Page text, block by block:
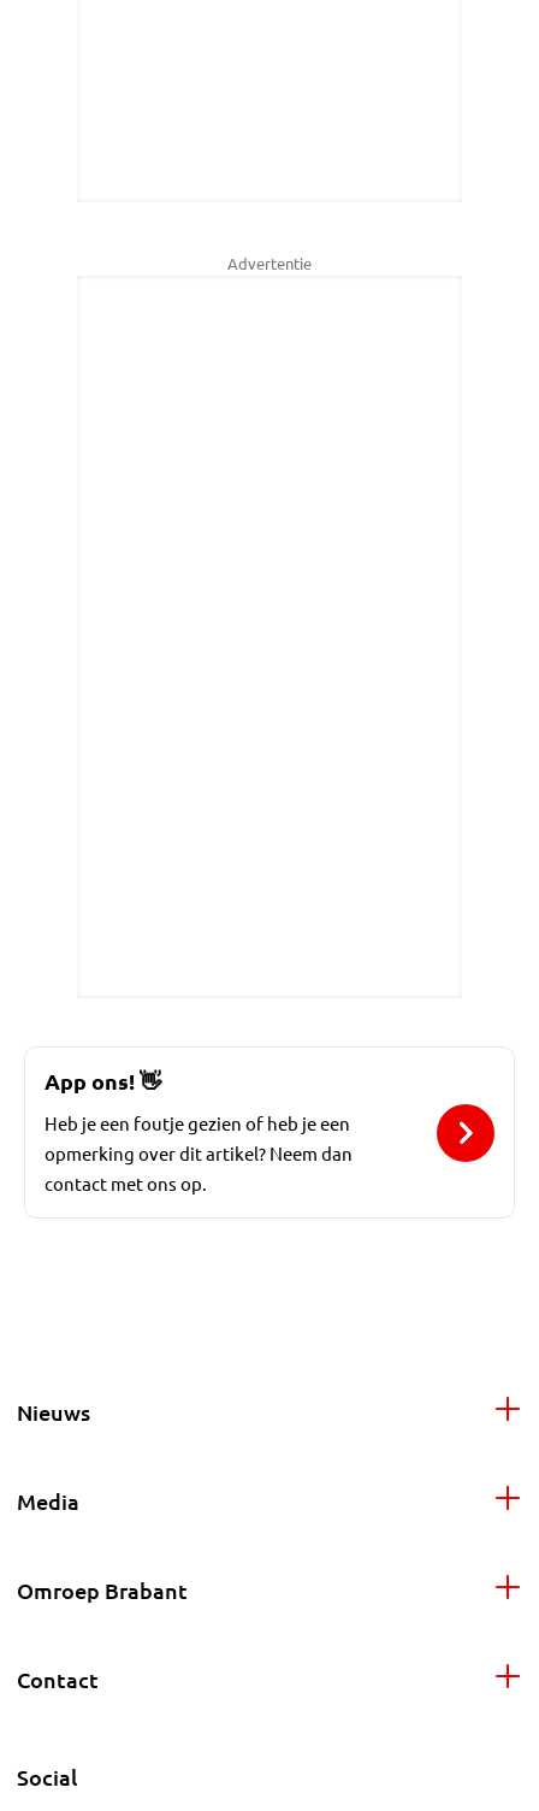
Advertentie
App ons!👋
Heb je een foutje gezien of heb je een
opmerking over dit artikel? Neem dan
contact met ons op.
Nieuws
Media
Omroep Brabant
Contact
Social